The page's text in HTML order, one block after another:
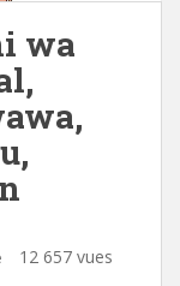
wa
12 657 vues